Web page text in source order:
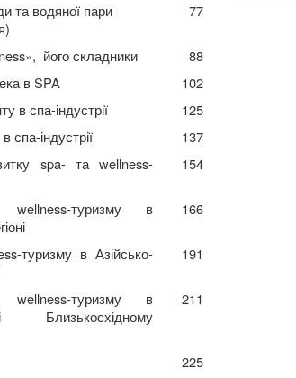
та водяної пари
77
його складники
88
в SPA
102
в спа-індустрії
125
спа-індустрії
137
spa- та wellness-
154
туризму в
166
туризму в Азійсько-
191
туризму в
211
225